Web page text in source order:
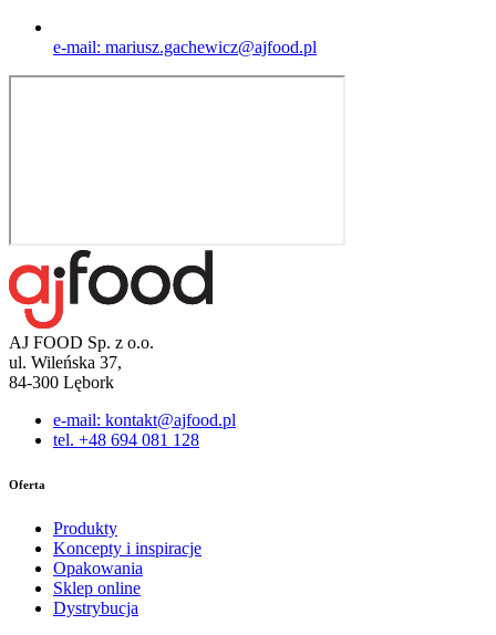
e-mail: mariusz.gachewicz@ajfood.pl
AJ FOOD Sp. z o.o.
ul. Wileńska 37,
84-300 Lębork
e-mail: kontakt@ajfood.pl
tel. +48 694 081 128
Oferta
Produkty
Koncepty i inspiracje
Opakowania
Sklep online
Dystrybucja